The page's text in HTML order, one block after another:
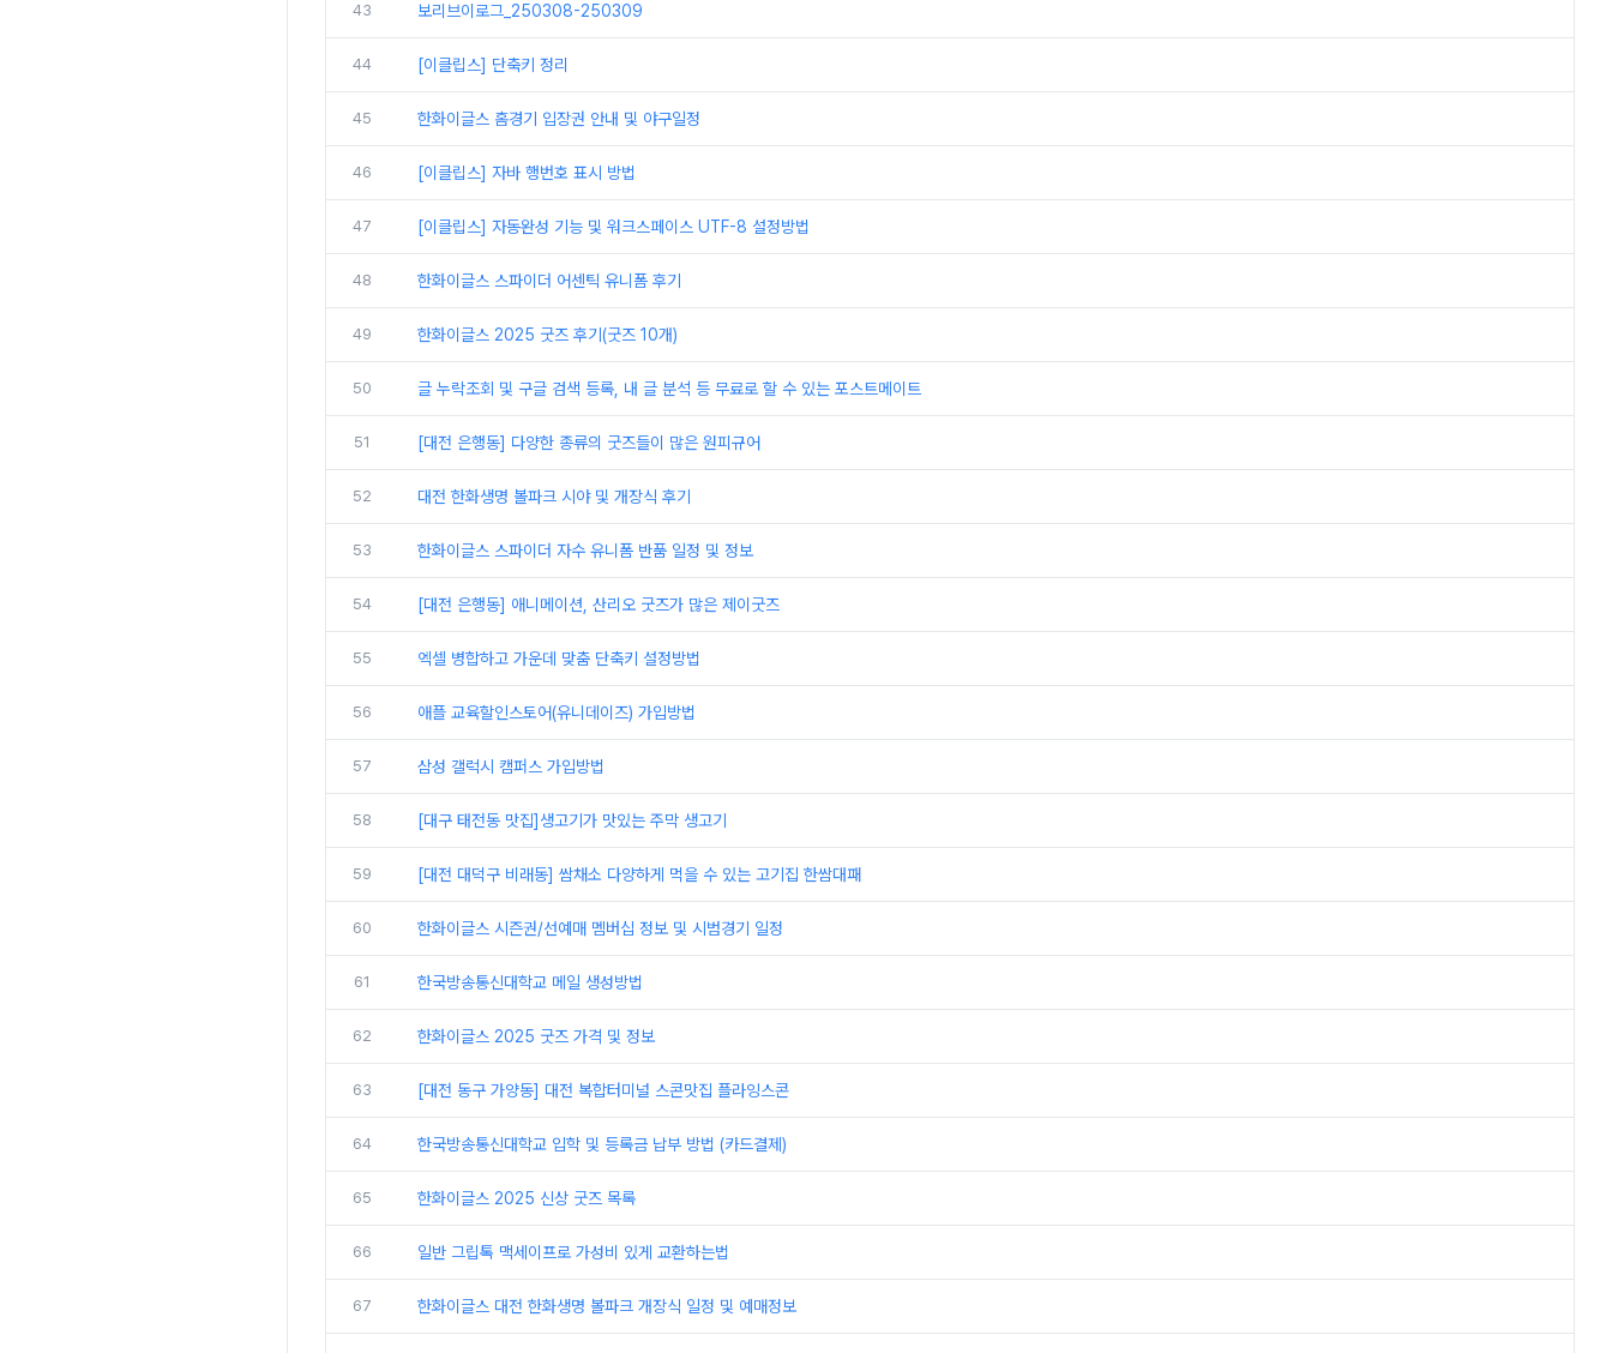
43 보리브이로그_250308-250309
44 [이클립스] 단축키 정리
45 한화이글스 홈경기 입장권 안내 및 야구일정
46 [이클립스] 자바 행번호 표시 방법
47 [이클립스] 자동완성 기능 및 워크스페이스 UTF-8 설정방법
48 한화이글스 스파이더 어센틱 유니폼 후기
49 한화이글스 2025 굿즈 후기(굿즈 10개)
50 글 누락조회 및 구글 검색 등록, 내 글 분석 등 무료로 할 수 있는 포스트메이트
51 [대전 은행동] 다양한 종류의 굿즈들이 많은 원피규어
52 대전 한화생명 볼파크 시야 및 개장식 후기
53 한화이글스 스파이더 자수 유니폼 반품 일정 및 정보
54 [대전 은행동] 애니메이션, 산리오 굿즈가 많은 제이굿즈
55 엑셀 병합하고 가운데 맞춤 단축키 설정방법
56 애플 교육할인스토어(유니데이즈) 가입방법
57 삼성 갤럭시 캠퍼스 가입방법
58 [대구 태전동 맛집]생고기가 맛있는 주막 생고기
59 [대전 대덕구 비래동] 쌈채소 다양하게 먹을 수 있는 고기집 한쌈대패
60 한화이글스 시즌권/선예매 멤버십 정보 및 시범경기 일정
61 한국방송통신대학교 메일 생성방법
62 한화이글스 2025 굿즈 가격 및 정보
63 [대전 동구 가양동] 대전 복합터미널 스콘맛집 플라잉스콘
64 한국방송통신대학교 입학 및 등록금 납부 방법 (카드결제)
65 한화이글스 2025 신상 굿즈 목록
66 일반 그립톡 맥세이프로 가성비 있게 교환하는법
67 한화이글스 대전 한화생명 볼파크 개장식 일정 및 예매정보